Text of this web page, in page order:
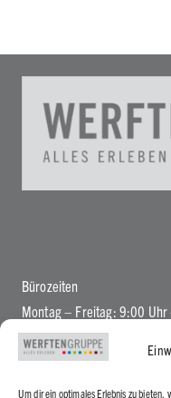
Um dir ein optimales Erlebnis zu bieten,
Bürozeiten
Montag – Freitag: 9:00